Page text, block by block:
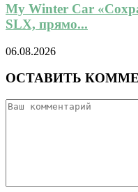
My Winter Car
SLX, прямо...
06.08.2026
ОСТАВИТЬ